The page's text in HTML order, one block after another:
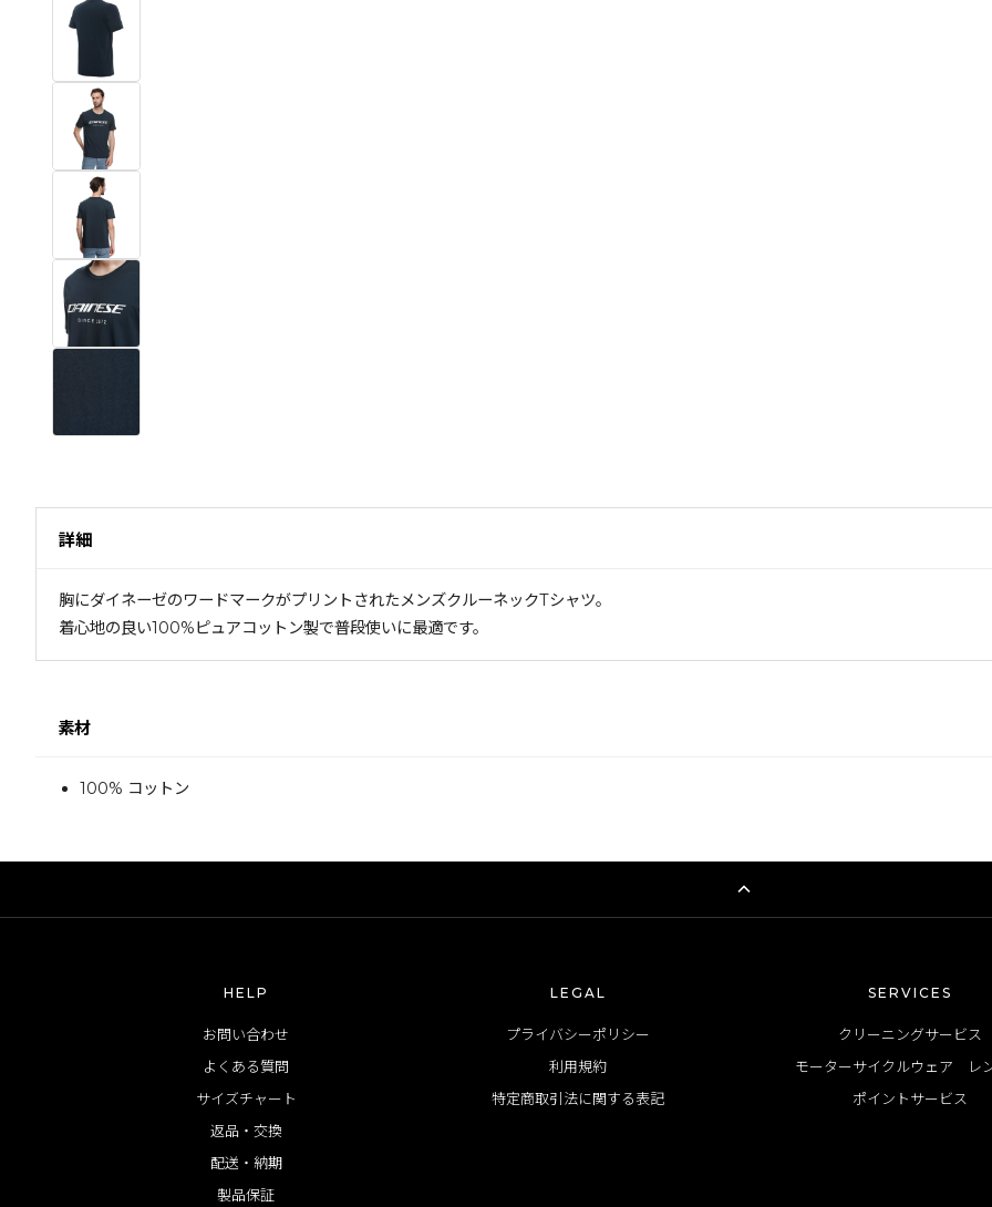
詳細
胸にダイネーゼのワードマークがプリントされたメンズクルーネックTシャツ。
着心地の良い100%ピュアコットン製で普段使いに最適です。
素材
100% コットン
HELP
お問い合わせ
よくある質問
サイズチャート
返品・交換
配送・納期
製品保証
LEGAL
プライバシーポリシー
利用規約
特定商取引法に関する表記
SERVICES
クリーニングサービス
モーターサイクルウェア レ
ポイントサービス